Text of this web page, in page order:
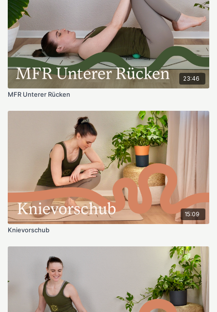
23:46
MFR Unterer Rücken
15:09
Knievorschub